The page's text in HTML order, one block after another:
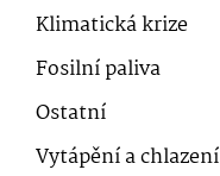
Klimatická krize
Fosilní paliva
Ostatní
Vytápění a chlazení